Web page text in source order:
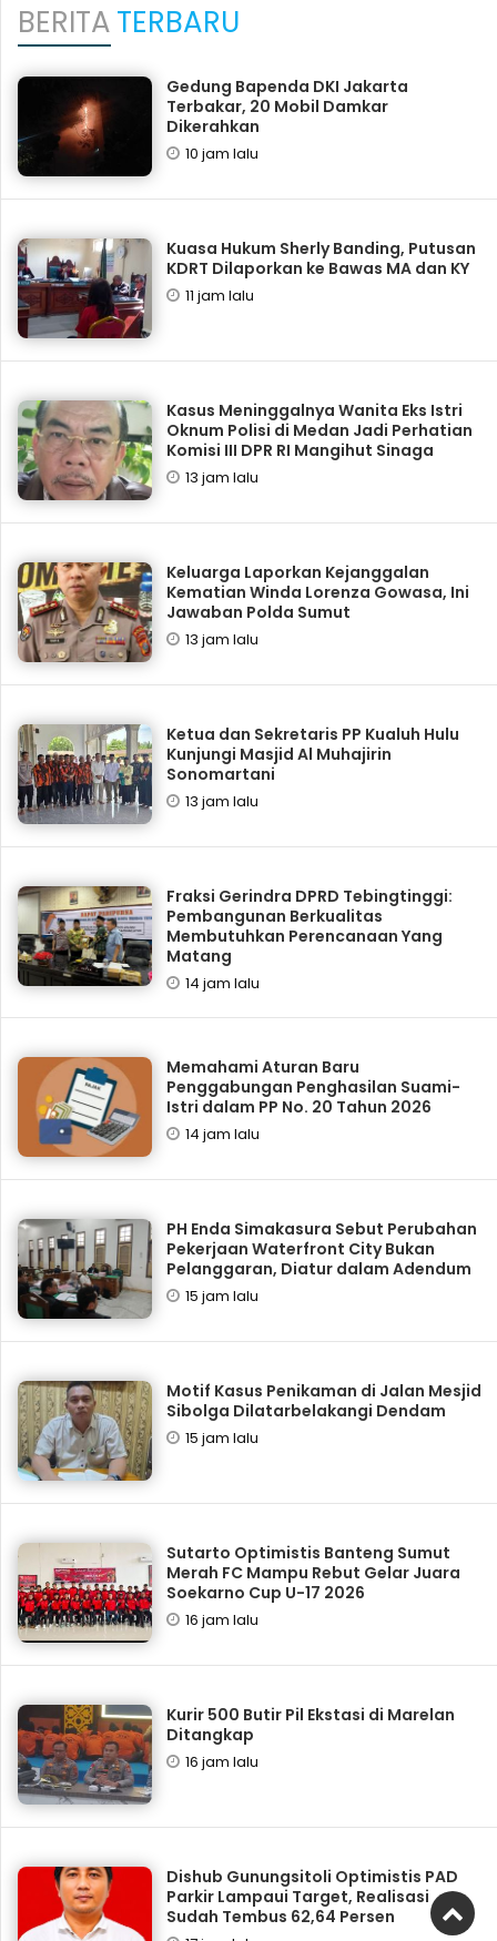
BERITATERBARU
Gedung Bapenda DKI Jakarta
Terbakar, 20 Mobil Damkar
Dikerahkan
10 jam lalu
Kuasa Hukum Sherly Banding, Putusan
KDRT Dilaporkan ke Bawas MA dan KY
11 jam lalu
Kasus Meninggalnya Wanita Eks Istri
Oknum Polisi di Medan Jadi Perhatian
Komisi III DPR RI Mangihut Sinaga
13 jam lalu
Keluarga Laporkan Kejanggalan
Kematian Winda Lorenza Gowasa, Ini
Jawaban Polda Sumut
13 jam lalu
Ketua dan Sekretaris PP Kualuh Hulu
Kunjungi Masjid Al Muhajirin
Sonomartani
13 jam lalu
Fraksi Gerindra DPRD Tebingtinggi:
Pembangunan Berkualitas
Membutuhkan Perencanaan Yang
Matang
14 jam lalu
Memahami Aturan Baru
Penggabungan Penghasilan Suami-
Istri dalam PP No. 20 Tahun 2026
14 jam lalu
PH Enda Simakasura Sebut Perubahan
Pekerjaan Waterfront City Bukan
Pelanggaran, Diatur dalam Adendum
15 jam lalu
Motif Kasus Penikaman di Jalan Mesjid
Sibolga Dilatarbelakangi Dendam
15 jam lalu
Sutarto Optimistis Banteng Sumut
Merah FC Mampu Rebut Gelar Juara
Soekarno Cup U-17 2026
16 jam lalu
Kurir 500 Butir Pil Ekstasi di Marelan
Ditangkap
16 jam lalu
Dishub Gunungsitoli Optimistis PAD
Parkir Lampaui Target, Realisasi
Sudah Tembus 62,64 Persen